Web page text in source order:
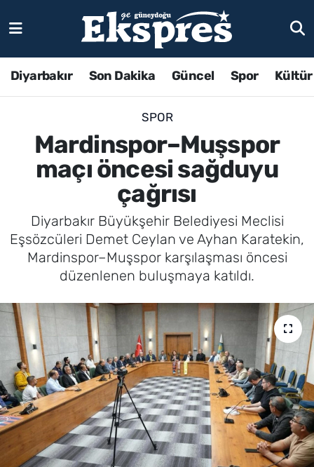
Diyarbakır Son Dakika Güncel Spor
SPOR
Mardinspor–Muşspor
maçı öncesi sağduyu
çağrısı
Diyarbakır Büyükşehir Belediyesi Meclisi
Eşsözcüleri Demet Ceylan ve Ayhan Karatekin,
Mardinspor–Muşspor karşılaşması öncesi
düzenlenen buluşmaya katıldı.